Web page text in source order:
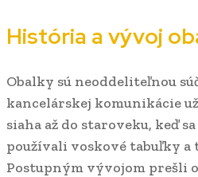
História a vývoj
Obalky sú neoddeliteľnou
kancelárskej komunikácie
siaha až do staroveku, keď
používali voskové tabuľky a
Postupným vývojom prešli